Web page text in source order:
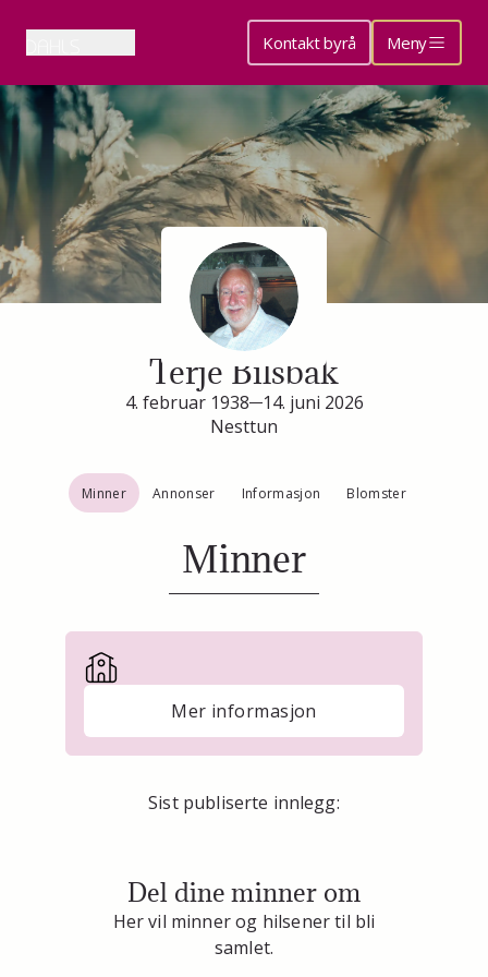
Kontakt byrå Meny
Minneside for
Terje Bilsbak
4. februar 1938 14. juni 2026
Nesttun
Minner Annonser Informasjon Blomster
Minner
Mer informasjon
Sist publiserte innlegg:
Del dine minner om
Her vil minner og hilsener til bli
samlet.